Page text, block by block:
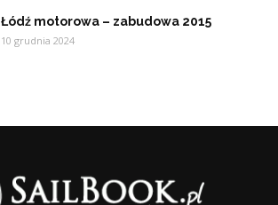
Łódź motorowa – zabudowa 2015
10 grudnia 2024